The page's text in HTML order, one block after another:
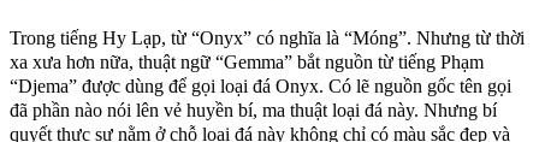
Trong tiếng Hy Lạp, từ “Onyx” có nghĩa là “Móng”. Nhưng từ thời
xa xưa hơn nữa, thuật ngữ “Gemma” bắt nguồn từ tiếng Phạm
“Djema” được dùng để gọi loại đá Onyx. Có lẽ nguồn gốc tên gọi
đã phần nào nói lên vẻ huyền bí, ma thuật loại đá này. Nhưng bí
quyết thực sự nằm ở chỗ loại đá này không chỉ có màu sắc đẹp và